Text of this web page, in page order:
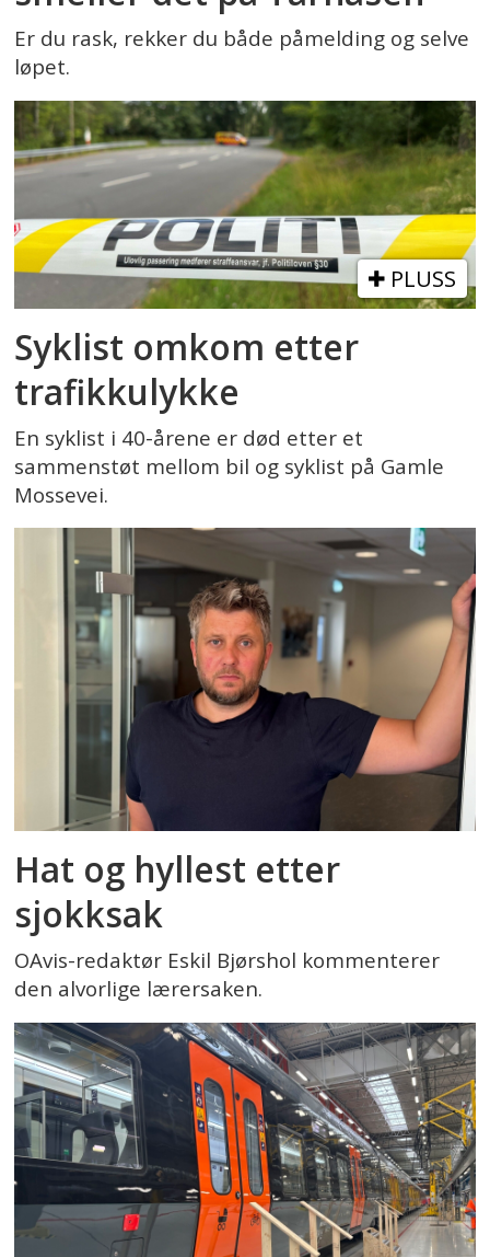
Er du rask, rekker du både påmelding og selve
løpet.
PLUSS
Syklist omkom etter
trafikkulykke
En syklist i 40-årene er død etter et
sammenstøt mellom bil og syklist på Gamle
Mossevei.
Hat og hyllest etter
sjokksak
OAvis-redaktør Eskil Bjørshol kommenterer
den alvorlige lærersaken.